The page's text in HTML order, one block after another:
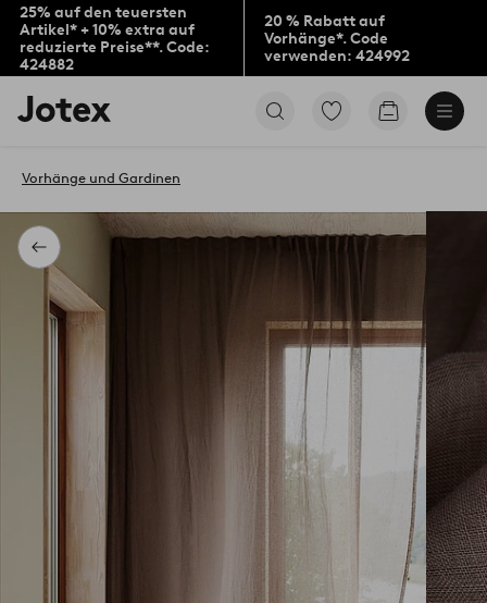
25% auf den teuersten
Artikel* + 10% extra auf
reduzierte Preise**. Code:
424882
20 % Rabatt auf
Vorhänge*. Code
verwenden: 424992
Jotex-
Logo
Startseite
Zu
Produkten
gehen
Zum
Zurück
Vorhänge und Gardinen